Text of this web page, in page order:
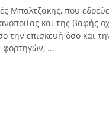
Μπαλτζάκης, που
και της βαφής
την επισκευή όσο και
φορτηγών, ...